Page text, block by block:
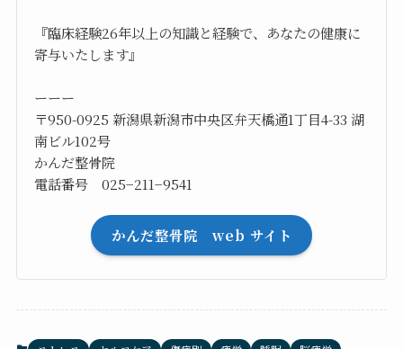
『臨床経験26年以上の知識と経験で、あなたの健康に
寄与いたします』
ーーー
〒950-0925 新潟県新潟市中央区弁天橋通1丁目4-33 湖
南ビル102号
かんだ整骨院
電話番号 025−211−9541
かんだ整骨院 web サイト